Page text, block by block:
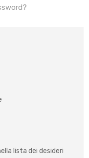
lista dei desideri